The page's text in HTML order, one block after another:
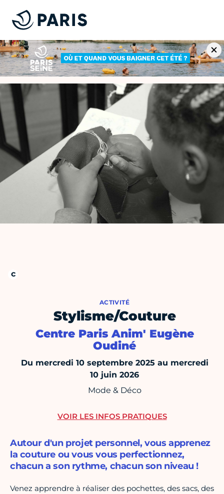
ACTIVITÉ
Stylisme/Couture
Centre Paris Anim' Eugène
Oudiné
Du mercredi 10 septembre 2025 au mercredi
10 juin 2026
Mode & Déco
Autour d'un projet personnel, vous apprenez
la couture ou vous vous perfectionnez,
chacun a son rythme, chacun son niveau !
Venez apprendre à réaliser des pochettes, des sacs, des
VOIR LES INFOS PRATIQUES